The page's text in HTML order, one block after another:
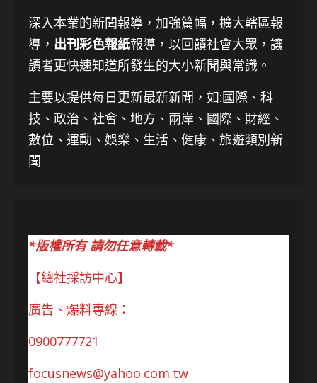
深入本業的新聞報導，加強篇幅，擴大轄區報
導， 出刊彩色報紙報導，以回饋社會大眾，讓
讀者更快速知道所發生的大小新聞與常識。
主要以提供每日更新最新新聞 ，如:國際、科
技、 政治、社會、地方、兩岸、國際、財經、
數位、運動、娛樂、生活、健康、旅遊類別新
聞
*版權所有 請勿任意轉載*
【總社採訪中心】
廣告、爆料專線：
0900777721
focusnews@yahoo.com.tw